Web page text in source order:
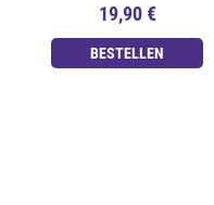
19,90 €
BESTELLEN